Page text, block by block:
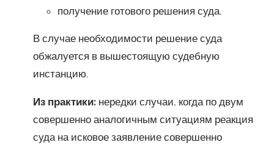
получение готового решения суда.
В случае необходимости решение суда
обжалуется в вышестоящую судебную
инстанцию.
Из практики: нередки случаи, когда по двум
совершенно аналогичным ситуациям реакция
суда на исковое заявление совершенно